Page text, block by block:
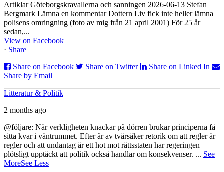
Artiklar Göteborgskravallerna och sanningen 2026-06-13 Stefan
Bergmark Lämna en kommentar Dottern Liv fick inte heller lämna
polisens omringning (foto av mig från 21 april 2001) För 25 år
sedan,...
View on Facebook
· Share
Share on Facebook
Share on Twitter
Share on Linked In
Share by Email
Litteratur & Politik
2 months ago
@följare: När verkligheten knackar på dörren brukar principerna få
sitta kvar i väntrummet. Efter år av tvärsäker retorik om att regler är
regler och att undantag är ett hot mot rättsstaten har regeringen
plötsligt upptäckt att politik också handlar om konsekvenser. ... See
MoreSee Less